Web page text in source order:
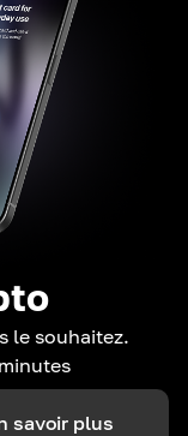
le souhaitez.
savoir plus